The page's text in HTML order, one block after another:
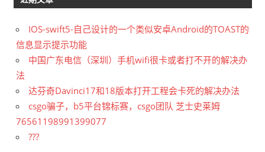
IOS-swift5-自己设计的一个类似安卓Android的TOAST的
信息显示提示功能
中国广东电信（深圳）手机wifi很卡或者打不开的解决办
法
达芬奇Davinci17和18版本打开工程会卡死的解决办法
csgo骗子，b5平台锦标赛，csgo团队 芝士史莱姆
76561198991399077
???